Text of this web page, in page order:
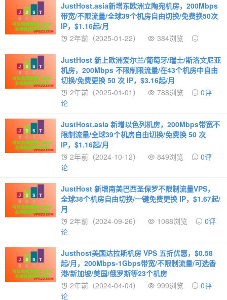
JustHost.asia新增东欧洲立陶宛机房，200Mbps
带宽/不限流量/全球39个机房自由切换/免费换50次
IP，$1.16起/月
2年前（2025-01-22）
384浏览
JustHost 新上欧洲爱尔兰/葡萄牙/瑞士/斯洛文尼亚
机房，200Mbps 不限制限流量/在43个机房中自由
切换/免费更换 50 次 IP，$3.16起/月
2年前（2025-01-01）
788浏览
0评
论
JustHost.asia 新增以色列机房，200Mbps带宽不
限制流量/全球39个机房自由切换/免费换 50 次
IP，$1.16起/月
2年前（2024-10-12）
849浏览
0评
论
JustHost 新增南美巴西圣保罗不限制流量VPS，
全球38个机房自由切换/一键免费更换 IP，$1.67起/
月
2年前（2024-09-26）
1088浏览
0评
论
Justhost美国达拉斯机房 VPS 五折优惠，$0.58
起/月，200Mbps-1Gbps带宽/不限制流量/可选香
港/新加坡/美国/俄罗斯等23个机房
2年前（2024-04-04）
999浏览
0评
论